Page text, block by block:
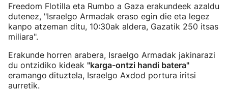
Freedom Flotilla eta Rumbo a Gaza erakundeek azaldu
dutenez, "Israelgo Armadak eraso egin die eta legez
kanpo atzeman ditu, 10:30ak aldera, Gazatik 250 itsas
miliara".
Erakunde horren arabera, Israelgo Armadak jakinarazi
du ontzidiko kideak "karga-ontzi handi batera"
eramango dituztela, Israelgo Axdod portura iritsi
aurretik.